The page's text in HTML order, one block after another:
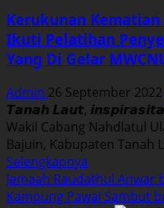
Dibedah
Oleh
Pemkab
Kerukunan
Ikuti Pelatihan
Yang Di Gelar
Admin 26 September 2022
𝙏𝙖𝙣𝙖𝙝 𝙇𝙖𝙪𝙩,
Wakil Cabang Nahdlatul
Bajuin, Kabupaten Tanah
Selengkapnya
more
about
Jamaah Raudathul Anwar
Kampung Pawai Sambut